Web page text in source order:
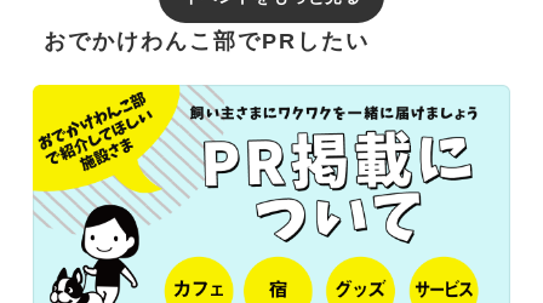
おでかけわんこ部でPRしたい